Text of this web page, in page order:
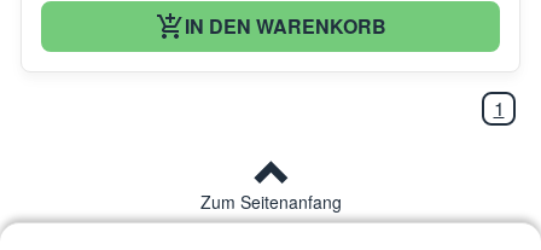
IN DEN WARENKORB
1
Zum Seitenanfang